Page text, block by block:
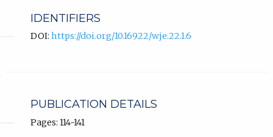
IDENTIFIERS
DOI: https://doi.org/10.16922/wje.22.1.6
PUBLICATION DETAILS
Pages: 114-141